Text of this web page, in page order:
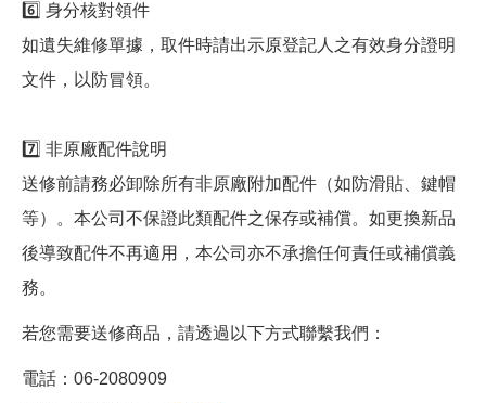
6️⃣ 身分核對領件
如遺失維修單據，取件時請出示原登記人之有效身分證明
文件，以防冒領。
7️⃣ 非原廠配件說明
送修前請務必卸除所有非原廠附加配件（如防滑貼、鍵帽
等）。本公司不保證此類配件之保存或補償。如更換新品
後導致配件不再適用，本公司亦不承擔任何責任或補償義
務。
若您需要送修商品，請透過以下方式聯繫我們：
電話：06-2080909